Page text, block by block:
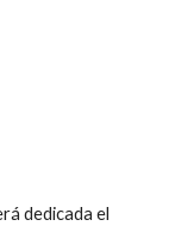
dedicada el